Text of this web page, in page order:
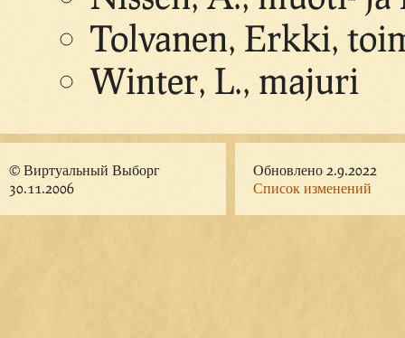
Tolvanen, Erkki,
Winter, L., majuri
© Виртуальный Выборг
30.11.2006
Обновлено 2.9.2022
Список изменений